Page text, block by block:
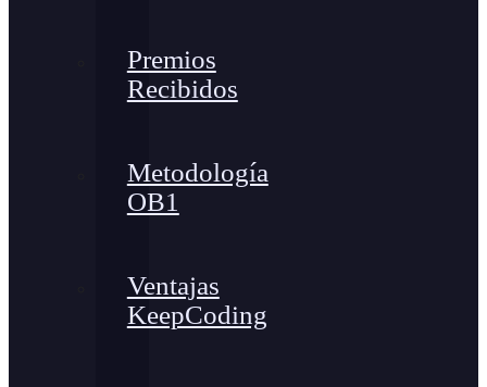
Premios
Recibidos
Metodología
OB1
Ventajas
KeepCoding